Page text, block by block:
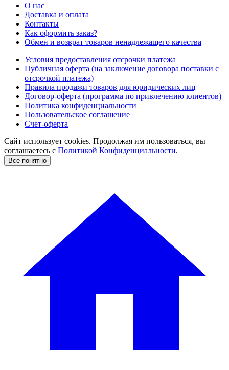
О нас
Доставка и оплата
Контакты
Как оформить заказ?
Обмен и возврат товаров ненадлежащего качества
Условия предоставления отсрочки платежа
Публичная оферта (на заключение договора поставки с
отсрочкой платежа)
Правила продажи товаров для юридических лиц
Договор-оферта (программа по привлечению клиентов)
Политика конфиденциальности
Пользовательское соглашение
Счет-оферта
Сайт использует cookies. Продолжая им пользоваться, вы
соглашаетесь c Политикой Конфиденциальности.
Все понятно